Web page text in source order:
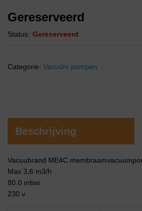
Gereserveerd
Status: Gereserveerd
Categorie: Vacuüm pompen
Beschrijving
Vacuubrand ME4C
Max 3,6 m3/h
80.0 mbar
230 v